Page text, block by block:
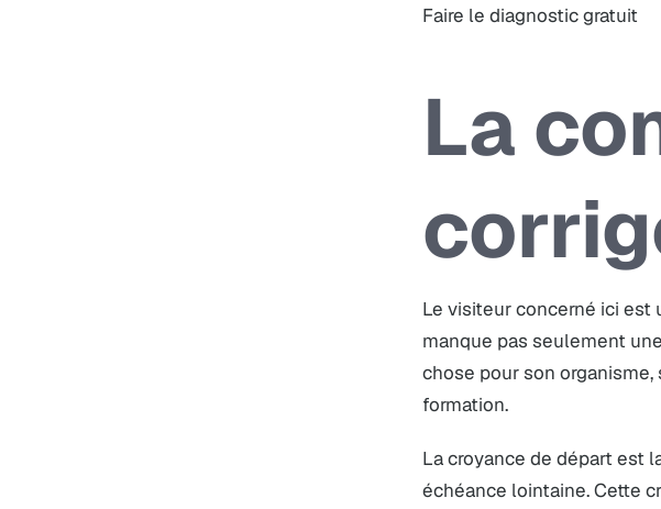
Faire le diagnostic gratuit
La
Le visiteur concerné ici est
manque pas seulement
chose pour son organisme,
formation.
La croyance de départ est
échéance lointaine. Cette